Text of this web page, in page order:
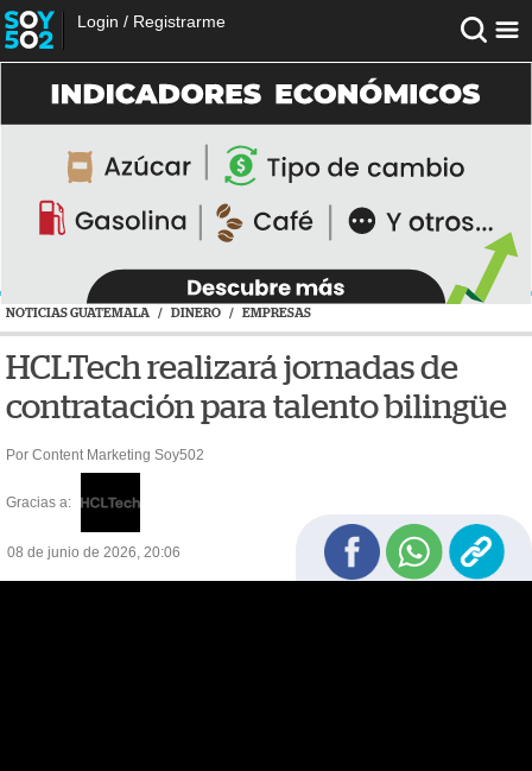
Login / Registrarme
NOTICIAS GUATEMALA / DINERO / EMPRESAS
HCLTech realizará jornadas de
contratación para talento bilingüe
Por Content Marketing Soy502
Gracias a:
08 de junio de 2026, 20:06